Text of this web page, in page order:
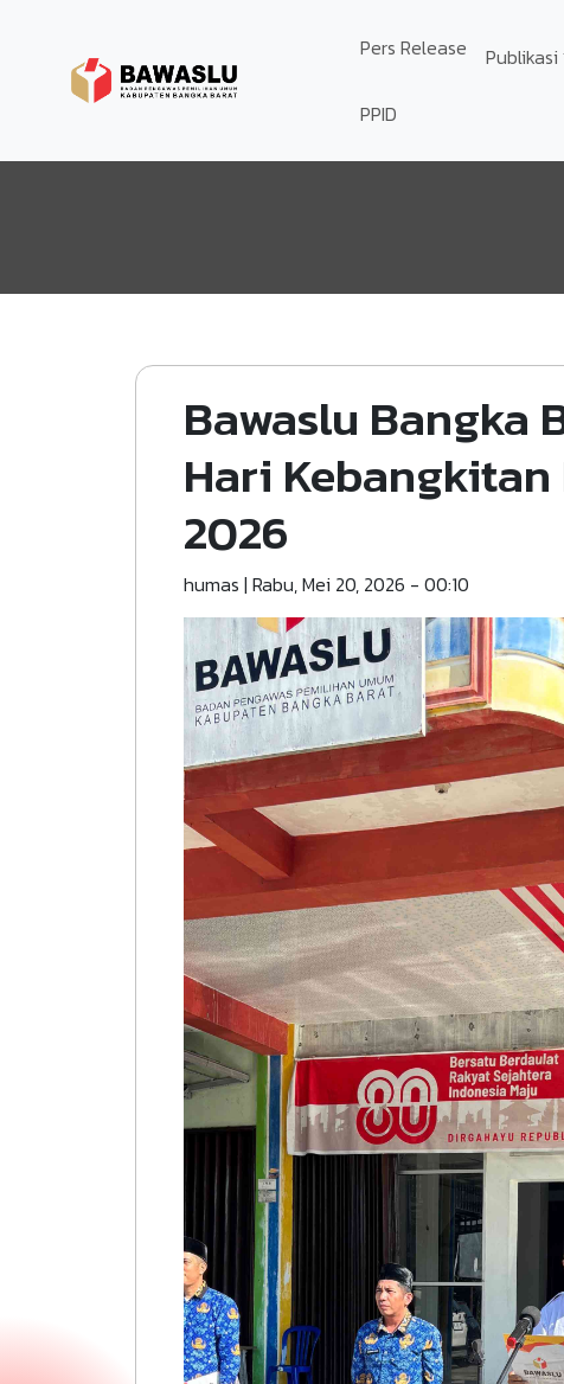
Pers Release
Publikasi
PPID
Bawaslu Bangka
Hari
2026
humas | Rabu, Mei 20, 2026 - 00:10